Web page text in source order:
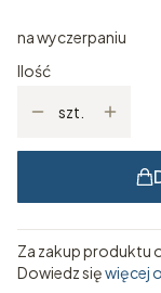
na wyczerpaniu
Ilość
szt.
Za zakup produktu
Dowiedz sięwięcej